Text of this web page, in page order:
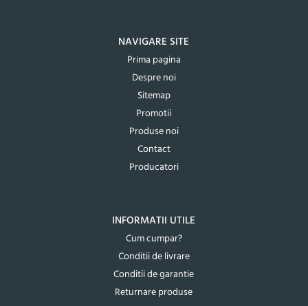
NAVIGARE SITE
Prima pagina
Despre noi
Sitemap
Promotii
Produse noi
Contact
Producatori
INFORMATII UTILE
Cum cumpar?
Conditii de livrare
Conditii de garantie
Returnare produse